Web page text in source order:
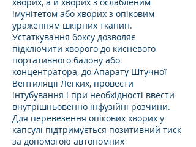
імунітетом або хворих з опіковим
ураженням шкірних тканин.
Устаткування боксу дозволяє
підключити хворого до кисневого
портативного балону або
концентратора, до Апарату Штучної
Вентиляції Легких, провести
інтубування і при необхідності ввести
внутрішньовенно інфузійні розчини.
Для перевезення опікових хворих у
капсулі підтримується позитивний тиск
за допомогою автономних